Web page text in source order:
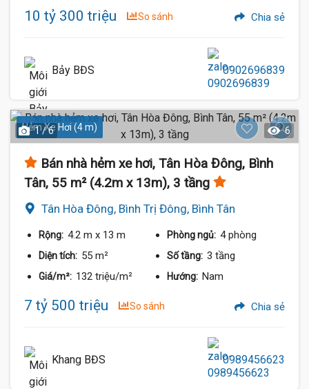
10 tỷ 300 triệu So sánh Chia sẻ
Bảy BĐS 0902696839
Hẻm Xe Hơi (4 m)
1 / 6 6
Bán nhà hẻm xe hơi, Tân Hòa Đông, Bình
Tân, 55 m² (4.2m x 13m), 3 tầng
Tân Hòa Đông, Bình Trị Đông, Bình Tân
Rộng: 4.2 m x 13 m Phòng ngủ: 4 phòng
Diện tích: 55 m² Số tầng: 3 tầng
Giá/m²: 132 triệu/m² Hướng: Nam
7 tỷ 500 triệu So sánh Chia sẻ
Khang BĐS 0989456623